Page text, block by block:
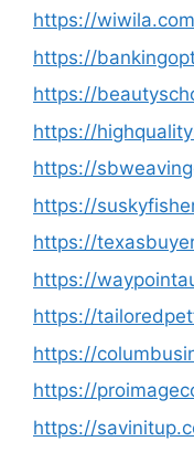
https://
https://
https://
https://
https://
https://
https://
https://
https://
https://
https://
https://